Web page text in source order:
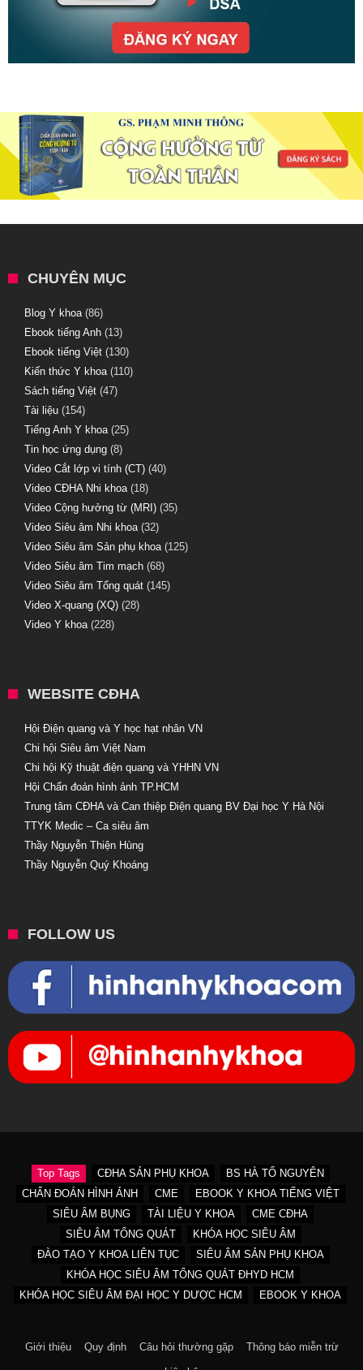
CHUYÊN MỤC
Blog Y khoa(86)
Ebook tiếng Anh (13)
Ebook tiếng Việt (130)
Kiến thức Y khoa(110)
Sách tiếng Việt (47)
Tài liệu (154)
Tiếng Anh Y khoa(25)
Tin học ứng dụng (8)
Video Cắt lớp vi tính (CT) (40)
Video CĐHA Nhi khoa(18)
Video Cộng hưởng từ (MRI) (35)
Video Siêu âm Nhi khoa(32)
Video Siêu âm Sản phụ khoa(125)
Video Siêu âm Tim mạch (68)
Video Siêu âm Tổng quát (145)
Video X-quang (XQ) (28)
Video Y khoa(228)
WEBSITE CĐHA
Hội Điện quang và Y học hạt nhân VN
Chi hội Siêu âm Việt Nam
Chi hội Kỹ thuật điện quang và YHHN VN
Hội Chẩn đoán hình ảnh TP.HCM
Trung tâm CĐHA và Can thiệp Điện quang BV Đại học Y Hà Nội
TTYK Medic – Ca siêu âm
Thầy Nguyễn Thiện Hùng
Thầy Nguyễn Quý Khoáng
FOLLOW US
Top Tags CĐHA SẢN PHỤ KHOA
BS HÀ TỐ NGUYÊN
CHẨN ĐOÁN HÌNH ẢNH
CME
EBOOK Y KHOA TIẾNG VIỆT
SIÊU ÂM BỤNG
TÀI LIỆU Y KHOA
CME CĐHA
SIÊU ÂM TỔNG QUÁT
KHÓA HỌC SIÊU ÂM
ĐÀO TẠO Y KHOA LIÊN TỤC
SIÊU ÂM SẢN PHỤ KHOA
KHÓA HỌC SIÊU ÂM TỔNG QUÁT ĐHYD HCM
KHÓA HỌC SIÊU ÂM ĐẠI HỌC Y DƯỢC HCM
EBOOK Y KHOA
Giới thiệu Quy định Câu hỏi thường gặp Thông báo miễn trừ